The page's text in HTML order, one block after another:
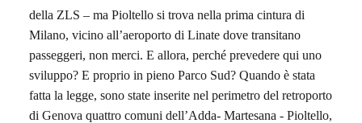
della ZLS – ma Pioltello si trova nella prima cintura di
Milano, vicino all’aeroporto di Linate dove transitano
passeggeri, non merci. E allora, perché prevedere qui uno
sviluppo? E proprio in pieno Parco Sud? Quando è stata
fatta la legge, sono state inserite nel perimetro del retroporto
di Genova quattro comuni dell’Adda- Martesana - Pioltello,